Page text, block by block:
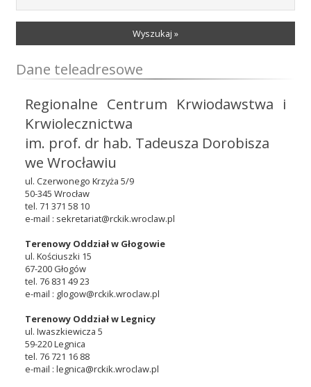
Przetargi
Praca
Kontakt
BIP
RODO
Wyszukaj »
Dane teleadresowe
Regionalne Centrum Krwiodawstwa i
Krwiolecznictwa
im. prof. dr hab. Tadeusza Dorobisza
we Wrocławiu
ul. Czerwonego Krzyża 5/9
50-345 Wrocław
tel. 71 371 58 10
e-mail : sekretariat@rckik.wroclaw.pl
Terenowy Oddział w Głogowie
ul. Kościuszki 15
67-200 Głogów
tel. 76 831 49 23
e-mail : glogow@rckik.wroclaw.pl
Terenowy Oddział w Legnicy
ul. Iwaszkiewicza 5
59-220 Legnica
tel. 76 721 16 88
e-mail : legnica@rckik.wroclaw.pl